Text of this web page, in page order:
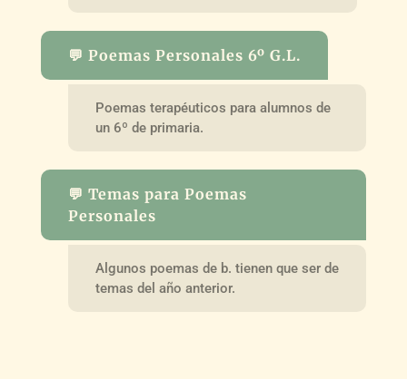
💬 Poemas Personales 6º G.L.
Poemas terapéuticos para alumnos de
un 6º de primaria.
💬 Temas para Poemas
Personales
Algunos poemas de b. tienen que ser de
temas del año anterior.